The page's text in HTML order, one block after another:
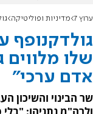
ערוץ 7 מדיניות ופוליטיקה
גולדקנופף
שלו
אדם ערכי"
שר הבינוי והשיכון